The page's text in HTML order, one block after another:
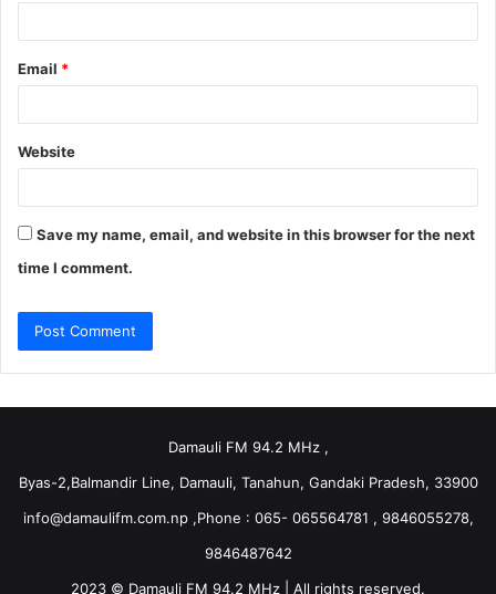
Email *
Website
Save my name, email, and website in this browser for the next
time I comment.
Damauli FM 94.2 MHz ,
Byas-2,Balmandir Line, Damauli, Tanahun, Gandaki Pradesh, 33900
info@damaulifm.com.np,Phone : 065- 065564781 , 9846055278,
9846487642
2023 © Damauli FM 94.2 MHz | All rights reserved.